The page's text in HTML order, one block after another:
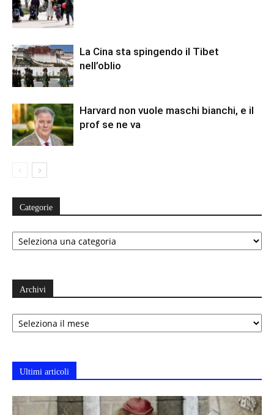
La Cina sta spingendo il Tibet
nell’oblio
Harvard non vuole maschi bianchi, e il
prof se ne va
Categorie
Categorie
Archivi
Archivi
Ultimi articoli